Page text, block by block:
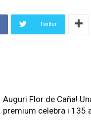
Twitter
Auguri Flor de Caña!
premium celebra i 135